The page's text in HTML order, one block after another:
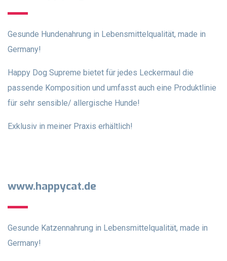
Gesunde Hundenahrung in Lebensmittelqualität, made in
Germany!
Happy Dog Supreme bietet für jedes Leckermaul die
passende Komposition und umfasst auch eine Produktlinie
für sehr sensible/ allergische Hunde!
Exklusiv in meiner Praxis erhältlich!
www.happycat.de
Gesunde Katzennahrung in Lebensmittelqualität, made in
Germany!